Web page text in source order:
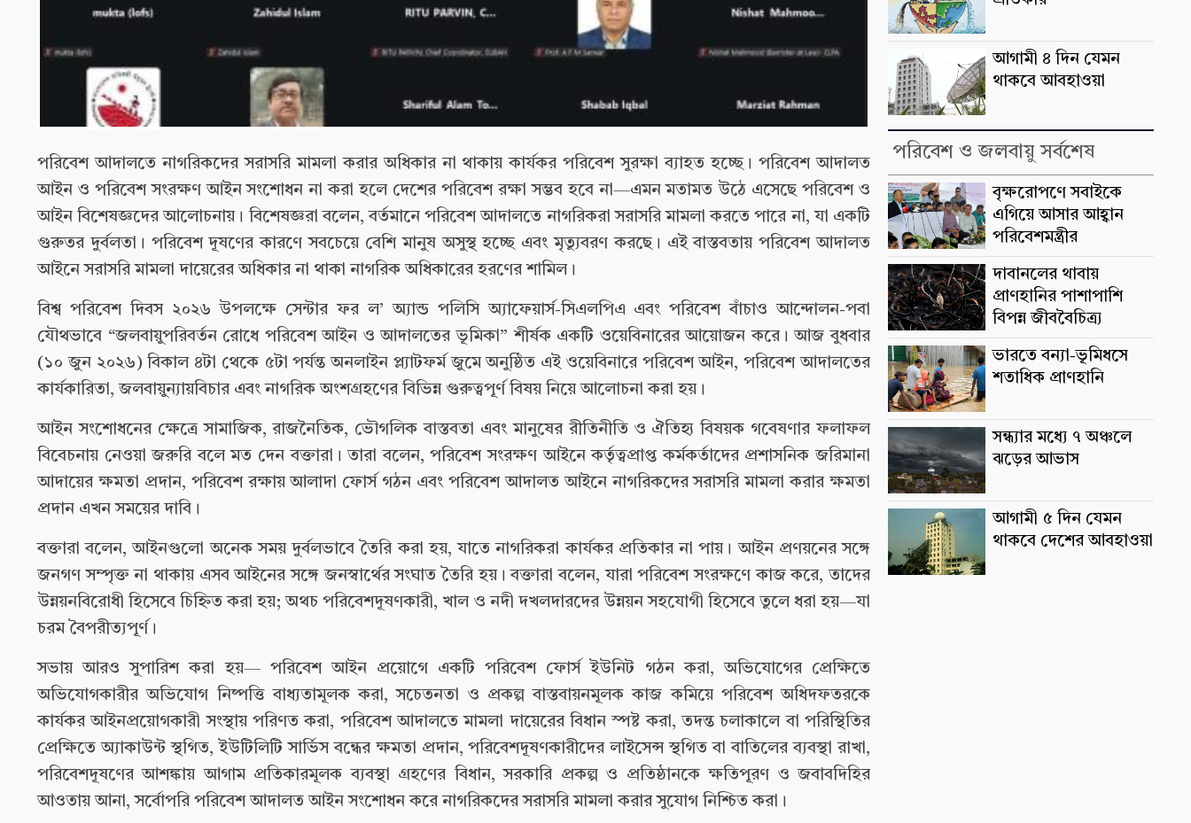
পরিবেশ আদালতে নাগরিকদের সরাসরি মামলা করার অধিকার না থাকায় কার্যকর পরিবেশ সুরক্ষা ব্যাহত হচ্ছে। পরিবেশ আদালত
আইন ও পরিবেশ সংরক্ষণ আইন সংশোধন না করা হলে দেশের পরিবেশ রক্ষা সম্ভব হবে না—এমন মতামত উঠে এসেছে পরিবেশ ও
আইন বিশেষজ্ঞদের আলোচনায়। বিশেষজ্ঞরা বলেন, বর্তমানে পরিবেশ আদালতে নাগরিকরা সরাসরি মামলা করতে পারে না, যা একটি
গুরুতর দুর্বলতা। পরিবেশ দূষণের কারণে সবচেয়ে বেশি মানুষ অসুস্থ হচ্ছে এবং মৃত্যুবরণ করছে। এই বাস্তবতায় পরিবেশ আদালত
আইনে সরাসরি মামলা দায়েরের অধিকার না থাকা নাগরিক অধিকারের হরণের শামিল।
বিশ্ব পরিবেশ দিবস ২০২৬ উপলক্ষে সেন্টার ফর ল’ অ্যান্ড পলিসি অ্যাফেয়ার্স-সিএলপিএ এবং পরিবেশ বাঁচাও আন্দোলন-পবা
যৌথভাবে “জলবায়ুপরিবর্তন রোধে পরিবেশ আইন ও আদালতের ভূমিকা” শীর্ষক একটি ওয়েবিনারের আয়োজন করে। আজ বুধবার
(১০ জুন ২০২৬) বিকাল ৪টা থেকে ৫টা পর্যন্ত অনলাইন প্ল্যাটফর্ম জুমে অনুষ্ঠিত এই ওয়েবিনারে পরিবেশ আইন, পরিবেশ আদালতের
কার্যকারিতা, জলবায়ুন্যায়বিচার এবং নাগরিক অংশগ্রহণের বিভিন্ন গুরুত্বপূর্ণ বিষয় নিয়ে আলোচনা করা হয়।
আইন সংশোধনের ক্ষেত্রে সামাজিক, রাজনৈতিক, ভৌগলিক বাস্তবতা এবং মানুষের রীতিনীতি ও ঐতিহ্য বিষয়ক গবেষণার ফলাফল
বিবেচনায় নেওয়া জরুরি বলে মত দেন বক্তারা। তারা বলেন, পরিবেশ সংরক্ষণ আইনে কর্তৃত্বপ্রাপ্ত কর্মকর্তাদের প্রশাসনিক জরিমানা
আদায়ের ক্ষমতা প্রদান, পরিবেশ রক্ষায় আলাদা ফোর্স গঠন এবং পরিবেশ আদালত আইনে নাগরিকদের সরাসরি মামলা করার ক্ষমতা
প্রদান এখন সময়ের দাবি।
বক্তারা বলেন, আইনগুলো অনেক সময় দুর্বলভাবে তৈরি করা হয়, যাতে নাগরিকরা কার্যকর প্রতিকার না পায়। আইন প্রণয়নের সঙ্গে
জনগণ সম্পৃক্ত না থাকায় এসব আইনের সঙ্গে জনস্বার্থের সংঘাত তৈরি হয়। বক্তারা বলেন, যারা পরিবেশ সংরক্ষণে কাজ করে, তাদের
উন্নয়নবিরোধী হিসেবে চিহ্নিত করা হয়; অথচ পরিবেশদূষণকারী, খাল ও নদী দখলদারদের উন্নয়ন সহযোগী হিসেবে তুলে ধরা হয়—যা
চরম বৈপরীত্যপূর্ণ।
সভায় আরও সুপারিশ করা হয়— পরিবেশ আইন প্রয়োগে একটি পরিবেশ ফোর্স ইউনিট গঠন করা, অভিযোগের প্রেক্ষিতে
অভিযোগকারীর অভিযোগ নিষ্পত্তি বাধ্যতামূলক করা, সচেতনতা ও প্রকল্প বাস্তবায়নমূলক কাজ কমিয়ে পরিবেশ অধিদফতরকে
কার্যকর আইনপ্রয়োগকারী সংস্থায় পরিণত করা, পরিবেশ আদালতে মামলা দায়েরের বিধান স্পষ্ট করা, তদন্ত চলাকালে বা পরিস্থিতির
প্রেক্ষিতে অ্যাকাউন্ট স্থগিত, ইউটিলিটি সার্ভিস বন্ধের ক্ষমতা প্রদান, পরিবেশদূষণকারীদের লাইসেন্স স্থগিত বা বাতিলের ব্যবস্থা রাখা,
পরিবেশদূষণের আশঙ্কায় আগাম প্রতিকারমূলক ব্যবস্থা গ্রহণের বিধান, সরকারি প্রকল্প ও প্রতিষ্ঠানকে ক্ষতিপূরণ ও জবাবদিহির
আওতায় আনা, সর্বোপরি পরিবেশ আদালত আইন সংশোধন করে নাগরিকদের সরাসরি মামলা করার সুযোগ নিশ্চিত করা।
আগামী ৪ দিন যেমন
থাকবে আবহাওয়া
পরিবেশ ও জলবায়ু সর্বশেষ
বৃক্ষরোপণে সবাইকে
এগিয়ে আসার আহ্বান
পরিবেশমন্ত্রীর
দাবানলের থাবায়
প্রাণহানির পাশাপাশি
বিপন্ন জীববৈচিত্র্য
ভারতে বন্যা-ভূমিধসে
শতাধিক প্রাণহানি
সন্ধ্যার মধ্যে ৭ অঞ্চলে
ঝড়ের আভাস
আগামী ৫ দিন যেমন
থাকবে দেশের আবহাওয়া